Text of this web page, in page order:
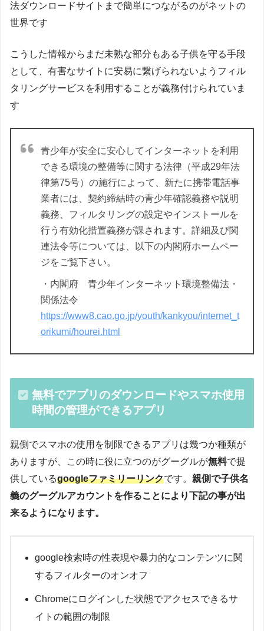
法ダウンロードサイトまで簡単につながるのがネットの
世界です
こうした情報からまだ未熟な部分もある子供を守る手段
として、有害なサイトに安易に繋げられないようフィル
タリングサービスを利用することが義務付けられていま
す
青少年が安全に安心してインターネットを利用
できる環境の整備等に関する法律（平成29年法
律第75号）の施行によって、新たに携帯電話事
業者には、契約締結時の青少年確認義務や説明
義務、フィルタリングの設定やインストールを
行う有効化措置義務が課されます。詳細及び関
連法令等については、以下の内閣府ホームペー
ジをご覧下さい。
・内閣府 青少年インターネット環境整備法・
関係法令
https://www8.cao.go.jp/youth/kankyou/internet_t
orikumi/hourei.html
無料でアプリのダウンロードやスマホ使用
時間の管理ができるアプリ
親側でスマホの使用を制限できるアプリは幾つか種類が
ありますが、この時に役に立つのがグーグルが無料で提
供しているgoogleファミリーリンクです。 親側で子供名
義のグーグルアカウントを作ることにより下記の事が出
来るようになります。
google検索時の性表現や暴力的なコンテンツに関
するフィルターのオンオフ
Chromeにログインした状態でアクセスできるサ
イトの範囲の制限